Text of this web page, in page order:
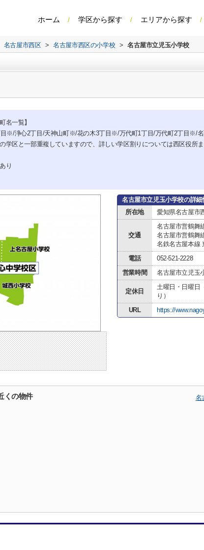
ホーム 学区から探す エリアから探す
名古屋市西区 > 名古屋市西区の小学校 > 名古屋市立児玉小学校
名一覧】
目※/浄心2丁目/天神山町※/花の木3丁目※/万代町1丁目/万代町2丁目※/
学区と一部重複していますので、詳しい学区割りについては西区役所ま
り
名古屋市立児玉小学校の詳細
所在地
愛知県名古屋市
交通
名古屋市営鶴舞
名古屋市営鶴舞
名鉄名古屋本線
電話
052-521-2228
営業時間
名古屋市立児玉
定休日
土曜日・日曜日
り）
URL
https://
くの物件 名